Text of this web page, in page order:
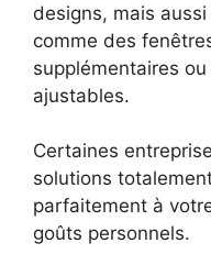
designs, mais
comme des
supplémentaires
ajustables.
Certaines
solutions
parfaitement à
goûts personnels.